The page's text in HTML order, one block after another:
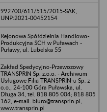
992700/611/515/2015-SAK;
UNP:2021-00452154
Rejonowa Spółdzielnia Handlowo-
Produkcyjna SCH w Puławach -
Puławy, ul. Lubelska 55
Zakład Spedycyjno-Przewozowy
TRANSPRIN Sp. z.o.o. - Archiwum
Usługowe Filia TRANSPRIN-u Sp. z
o.o., 24-100 Góra Puławska, ul.
Długa 34, tel. 818 805 004; 818 805
162, e-mail: biuro@transprin.pl;
www.transprin.pl